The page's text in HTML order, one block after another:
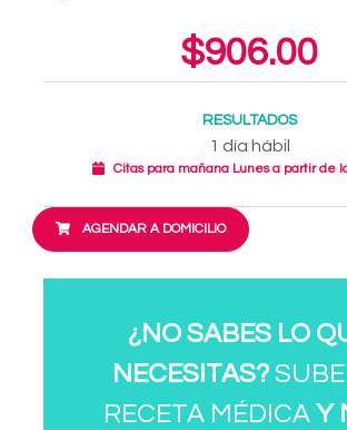
$906.00
RESULTADOS
1 día hábil
Citas para mañana Lunes a partir de
AGENDAR A DOMICILIO
¿NO SABES LO
NECESITAS?
RECETA MÉDICA Y